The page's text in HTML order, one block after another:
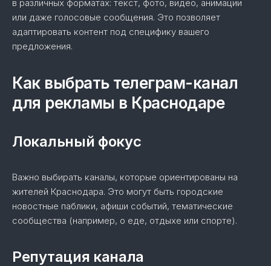
в различных форматах: текст, фото, видео, анимации
или даже голосовые сообщения. Это позволяет
адаптировать контент под специфику вашего
предложения.
Как выбрать телеграм-канал
для рекламы в Краснодаре
Локальный фокус
Важно выбирать каналы, которые ориентированы на
жителей Краснодара. Это могут быть городские
новостные паблики, афиши событий, тематические
сообщества (например, о еде, отдыхе или спорте).
Репутация канала